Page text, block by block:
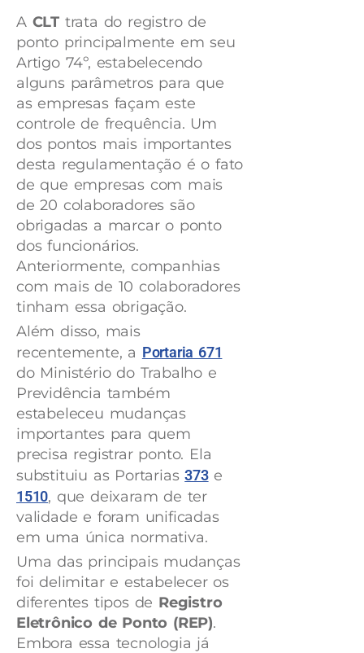
A CLT trata do registro de
ponto principalmente em seu
Artigo 74º, estabelecendo
alguns parâmetros para que
as empresas façam este
controle de frequência. Um
dos pontos mais importantes
desta regulamentação é o fato
de que empresas com mais
de 20 colaboradores são
obrigadas a marcar o ponto
dos funcionários.
Anteriormente, companhias
com mais de 10 colaboradores
tinham essa obrigação.
Além disso, mais
recentemente, a Portaria 671
do Ministério do Trabalho e
Previdência também
estabeleceu mudanças
importantes para quem
precisa registrar ponto. Ela
substituiu as Portarias373e
1510, que deixaram de ter
validade e foram unificadas
em uma única normativa.
Uma das principais mudanças
foi delimitar e estabelecer os
diferentes tipos de Registro
Eletrônico de Ponto (REP).
Embora essa tecnologia já